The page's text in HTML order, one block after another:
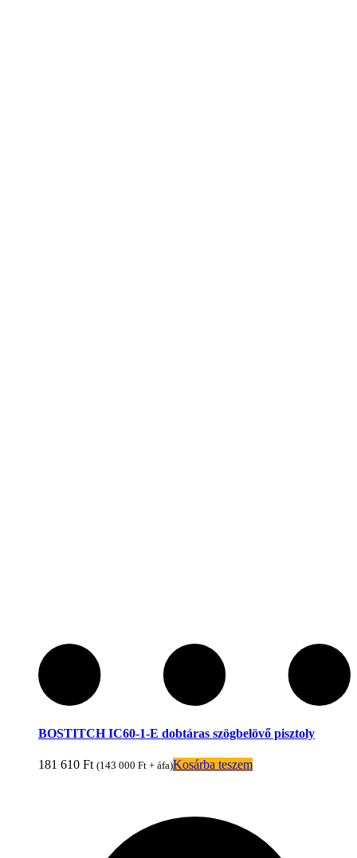
BOSTITCH IC60-1-E dobtáras szögbelövő pisztoly
181 610 Ft (143 000 Ft + áfa)Kosárba teszem